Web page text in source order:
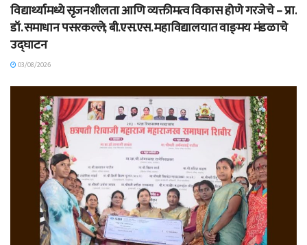
विद्यार्थ्यामध्ये सृजनशीलता आणि व्यक्तीमत्व विकास होणे गरजेचे – प्रा.
डॉ. समाधान पसरकल्ले; बी.एस.एस. महाविद्यालयात वाङ्‌मय मंडळाचे
उद्घाटन
03/08/2026